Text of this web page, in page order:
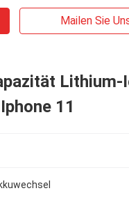
Mailen Sie
Lithium-
11